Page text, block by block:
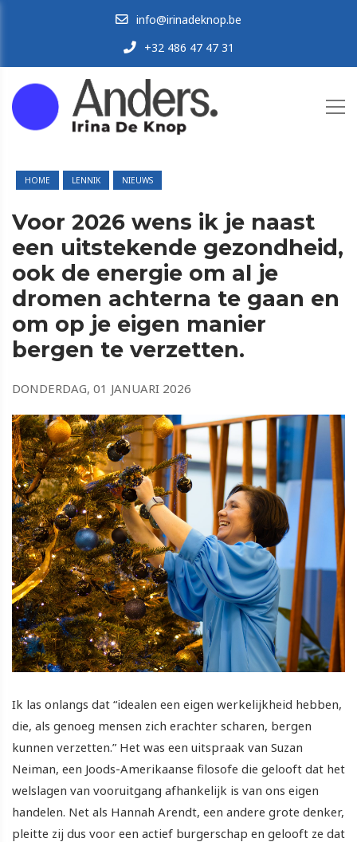
info@irinadeknop.be
+32 486 47 47 31
HOME LENNIK NIEUWS
Voor 2026 wens ik je naast
een uitstekende gezondheid,
ook de energie om al je
dromen achterna te gaan en
om op je eigen manier
bergen te verzetten.
DONDERDAG, 01 JANUARI 2026
Ik las onlangs dat “idealen een eigen werkelijkheid hebben,
die, als genoeg mensen zich erachter scharen, bergen
kunnen verzetten.” Het was een uitspraak van Suzan
Neiman, een Joods-Amerikaanse filosofe die gelooft dat het
welslagen van vooruitgang afhankelijk is van ons eigen
handelen. Net als Hannah Arendt, een andere grote denker,
pleitte zij dus voor een actief burgerschap en gelooft ze dat